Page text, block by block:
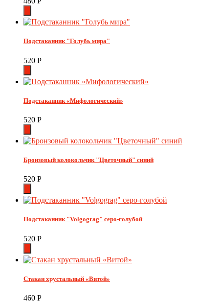
Подстаканник "Голубь мира"
520 Р
Подстаканник «Мифологический»
520 Р
Бронзовый колокольчик "Цветочный" синий
520 Р
Подстаканник "Volgograg" серо-голубой
520 Р
Стакан хрустальный «Витой»
460 Р